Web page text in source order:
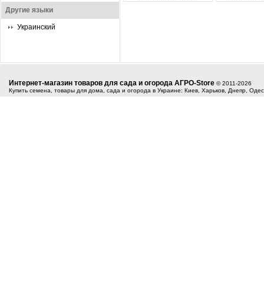
Другие языки
Украинский
Интернет-магазин товаров для сада и огорода АГРО-Store © 2011-2026
Купить семена, товары для дома, сада и огорода в Украине: Киев, Харьков, Днепр,